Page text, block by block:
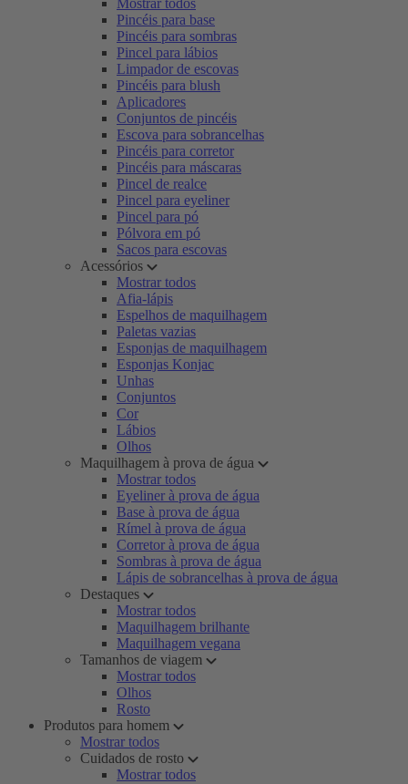
Mostrar todos
Pincéis para base
Pincéis para sombras
Pincel para lábios
Limpador de escovas
Pincéis para blush
Aplicadores
Conjuntos de pincéis
Escova para sobrancelhas
Pincéis para corretor
Pincéis para máscaras
Pincel de realce
Pincel para eyeliner
Pincel para pó
Pólvora em pó
Sacos para escovas
Acessórios
Mostrar todos
Afia-lápis
Espelhos de maquilhagem
Paletas vazias
Esponjas de maquilhagem
Esponjas Konjac
Unhas
Conjuntos
Cor
Lábios
Olhos
Maquilhagem à prova de água
Mostrar todos
Eyeliner à prova de água
Base à prova de água
Rímel à prova de água
Corretor à prova de água
Sombras à prova de água
Lápis de sobrancelhas à prova de água
Destaques
Mostrar todos
Maquilhagem brilhante
Maquilhagem vegana
Tamanhos de viagem
Mostrar todos
Olhos
Rosto
Produtos para homem
Mostrar todos
Cuidados de rosto
Mostrar todos